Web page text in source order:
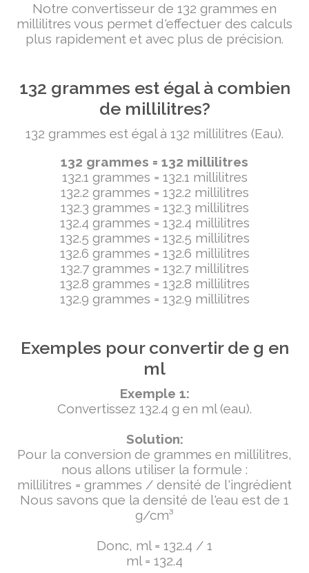
Notre convertisseur de 132 grammes en
millilitres vous permet d'effectuer des calculs
plus rapidement et avec plus de précision.
132 grammes est égal à combien
de millilitres?
132 grammes est égal à 132 millilitres (Eau).
132 grammes = 132 millilitres
132.1 grammes = 132.1 millilitres
132.2 grammes = 132.2 millilitres
132.3 grammes = 132.3 millilitres
132.4 grammes = 132.4 millilitres
132.5 grammes = 132.5 millilitres
132.6 grammes = 132.6 millilitres
132.7 grammes = 132.7 millilitres
132.8 grammes = 132.8 millilitres
132.9 grammes = 132.9 millilitres
Exemples pour convertir de g en
ml
Exemple 1:
Convertissez 132.4 g en ml (eau).
Solution:
Pour la conversion de grammes en millilitres,
nous allons utiliser la formule :
millilitres = grammes / densité de l'ingrédient
Nous savons que la densité de l'eau est de 1
g/cm³
Donc, ml = 132.4 / 1
ml = 132.4